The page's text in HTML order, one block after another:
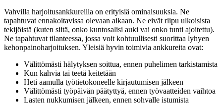
Vahvilla harjoitusankkureilla on erityisiä ominaisuuksia. Ne
tapahtuvat ennakoitavissa olevaan aikaan. Ne eivät riipu ulkoisista
tekijöistä (kuten siitä, onko kuntosalisi auki vai onko tunti ajoitettu).
Ne tapahtuvat tilanteessa, jossa voit kohtuullisesti suorittaa lyhyen
kehonpainoharjoituksen. Yleisiä hyvin toimivia ankkureita ovat:
Välittömästi hälytyksen soittua, ennen puhelimen tarkistamista
Kun kahvia tai teetä keitetään
Heti aamulla työtietokoneelle kirjautumisen jälkeen
Välittömästi työpäivän päätyttyä, ennen työvaatteiden vaihtoa
Lasten nukkumisen jälkeen, ennen sohvalle istumista